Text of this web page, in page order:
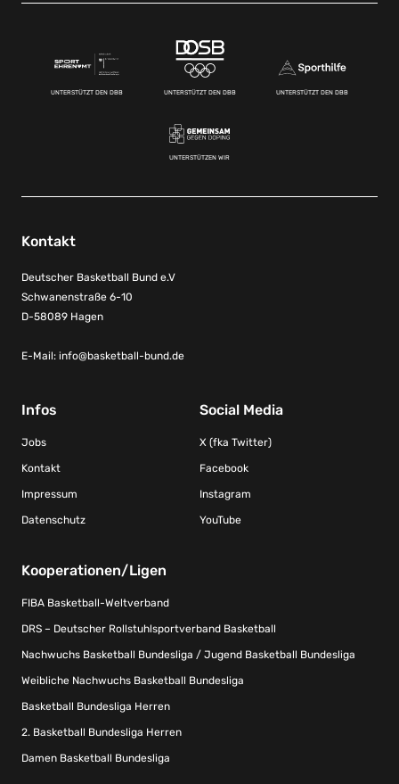
UNTERSTÜTZT DEN DBB UNTERSTÜTZT DEN DBB UNTERSTÜTZT DEN DBB
UNTERSTÜTZEN WIR
Kontakt
Deutscher Basketball Bund e.V
Schwanenstraße 6-10
D-58089 Hagen
E-Mail: info@basketball-bund.de
Infos
Jobs
Kontakt
Impressum
Datenschutz
Social Media
X (fka Twitter)
Facebook
Instagram
YouTube
Kooperationen/Ligen
FIBA Basketball-Weltverband
DRS – Deutscher Rollstuhlsportverband Basketball
Nachwuchs Basketball Bundesliga / Jugend Basketball Bundesliga
Weibliche Nachwuchs Basketball Bundesliga
Basketball Bundesliga Herren
2. Basketball Bundesliga Herren
Damen Basketball Bundesliga